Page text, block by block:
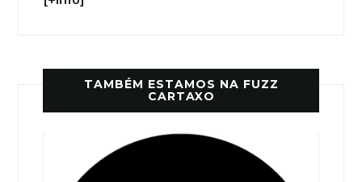
TAMBÉM ESTAMOS NA FUZZ
CARTAXO